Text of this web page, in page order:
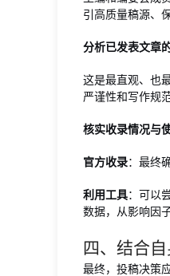
引高质量稿源、
分析已发表文章
这是最直观、也
严谨性和写作规
核实收录情况与
官方收录：最终
利用工具：可以
数据，从影响因
四、结合
最终，投稿决策